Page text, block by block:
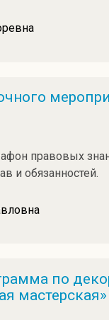
правовых
и обязанностей.
по
мастерская»